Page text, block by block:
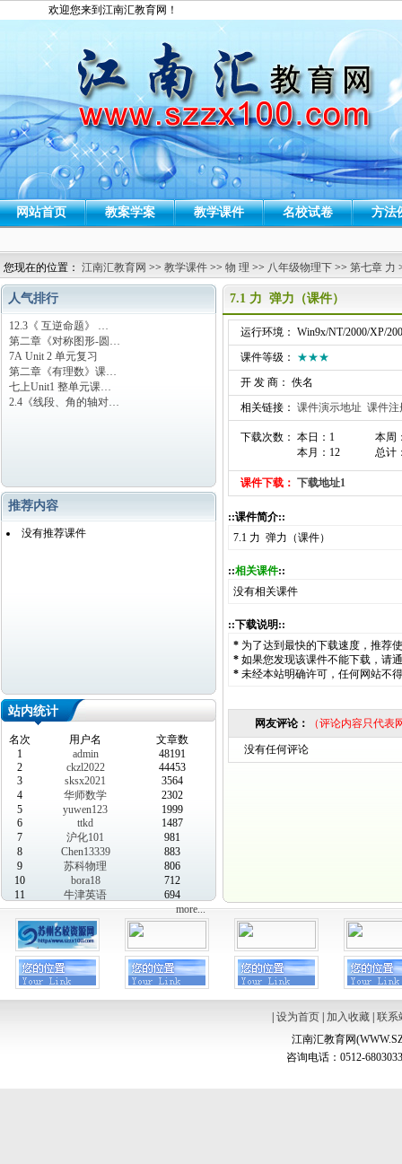
欢迎您来到江南汇教育网！
网站首页 教案学案 教学课件 名校试卷 方法
您现在的位置： 江南汇教育网 >> 教学课件 >> 物 理 >> 八年级物理下 >> 第七章 力
人气排行
12.3《 互逆命题》 …
第二章《对称图形-圆…
7A Unit 2 单元复习
第二章《有理数》课…
七上Unit1 整单元课…
2.4《线段、角的轴对…
推荐内容
没有推荐课件
站内统计
名次 用户名
文章数
1
admin
48191
2
ckzl2022
44453
3
sksx2021
3564
4
华师数学
2302
5
yuwen123
1999
6
ttkd
1487
7
沪化101
981
8
Chen13339
883
9
苏科物理
806
10
bora18
712
11
牛津英语
694
more...
7.1 力 弹力（课件）
运行环境： Win9x/NT/2000/XP/
课件等级： ★★★
开 发 商： 佚名
相关链接： 课件演示地址 课件注
下载次数： 本日：1
本月：12
本周
总计
课件下载： 下载地址1
::课件简介::
7.1 力 弹力（课件）
::相关课件::
没有相关课件
::下载说明::
* 为了达到最快的下载速度，推荐
* 如果您发现该课件不能下载，请
* 未经本站明确许可，任何网站不
网友评论： （评论内容只代
没有任何评论
设为首页| 加入收藏| 联系
江南汇教育网
咨询电话：0512-